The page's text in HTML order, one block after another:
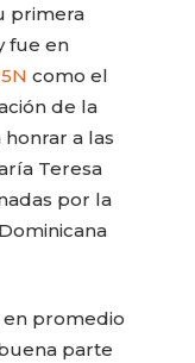
primera
fue en
como el
de la
a las
Teresa
por la
en promedio
parte